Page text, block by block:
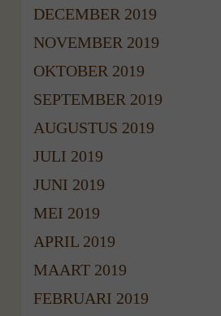
DECEMBER 2019
NOVEMBER 2019
OKTOBER 2019
SEPTEMBER 2019
AUGUSTUS 2019
JULI 2019
JUNI 2019
MEI 2019
APRIL 2019
MAART 2019
FEBRUARI 2019